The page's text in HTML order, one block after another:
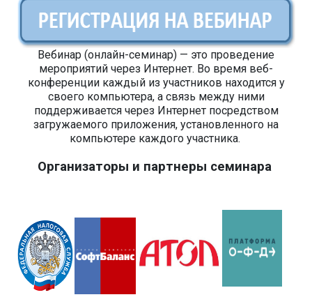
Вебинар (онлайн-семинар) — это проведение
мероприятий через Интернет. Во время веб-
конференции каждый из участников находится у
своего компьютера, а связь между ними
поддерживается через Интернет посредством
загружаемого приложения, установленного на
компьютере каждого участника.
Организаторы и партнеры семинара